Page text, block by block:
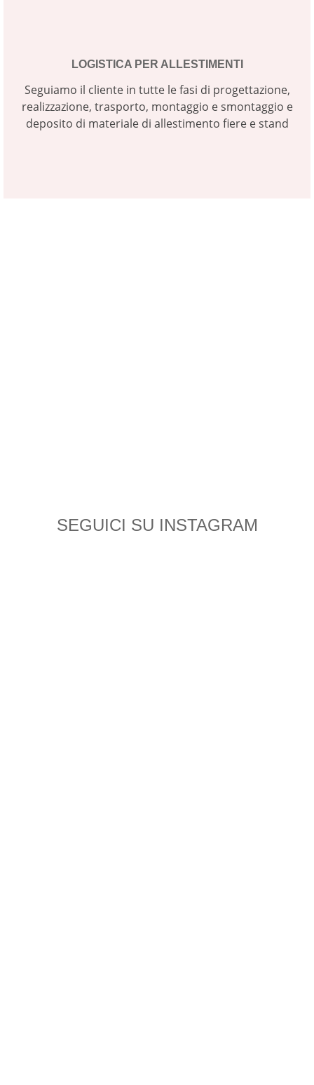
LOGISTICA PER ALLESTIMENTI
Seguiamo il cliente in tutte le fasi di progettazione,
realizzazione, trasporto, montaggio e smontaggio e
deposito di materiale di allestimento fiere e stand
SEGUICI SU INSTAGRAM